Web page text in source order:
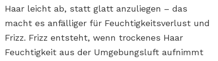
Haar leicht ab, statt glatt anzuliegen – das
macht es anfälliger für Feuchtigkeitsverlust und
Frizz. Frizz entsteht, wenn trockenes Haar
Feuchtigkeit aus der Umgebungsluft aufnimmt